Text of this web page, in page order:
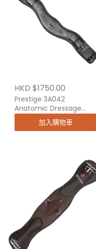
HKD $1750.00
Prestige 3A042
Anatomic Dressage
Girth
加入購物車